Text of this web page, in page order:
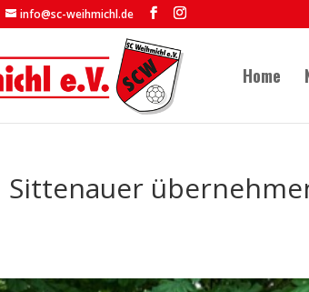
info@sc-weihmichl.de
Home
Sittenauer